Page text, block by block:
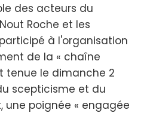
des acteurs du
Roche et les
à l'organisation
de la « chaîne
tenue le dimanche 2
scepticisme et du
poignée « engagée